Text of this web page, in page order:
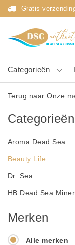
Gratis
Categorieën
Terug naar Onze
Categorieën
Aroma Dead Sea
Beauty Life
Dr. Sea
HB Dead Sea
Merken
Alle merken